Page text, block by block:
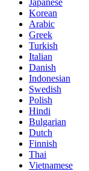
Japanese
Korean
Arabic
Greek
Turkish
Italian
Danish
Indonesian
Swedish
Polish
Hindi
Bulgarian
Dutch
Finnish
Thai
Vietnamese